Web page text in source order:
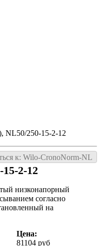
NL50/250-15-2-12
к: Wilo-CronoNorm-NL
2-12
низконапорный
согласно
на
Цена:
81104 руб